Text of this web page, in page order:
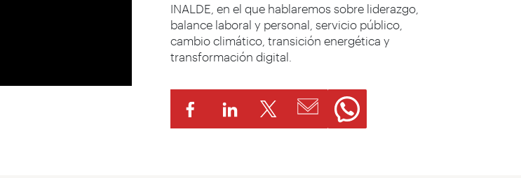
INALDE, en el que hablaremos sobre liderazgo,
balance laboral y personal, servicio público,
cambio climático, transición energética y
transformación digital.